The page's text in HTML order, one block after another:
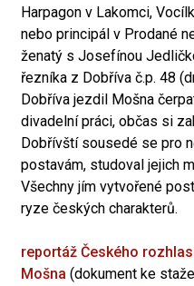
Harpagon v Lakomci,
nebo principál v Prodané
ženatý s Josefínou
řezníka z Dobříva č.p. 48
Dobříva jezdil Mošna
divadelní práci, občas si
Dobřívští sousedé se pro
postavám, studoval jejich
Všechny jím vytvořené
ryze českých charakterů.
reportáž Českého
Mošna (dokument ke